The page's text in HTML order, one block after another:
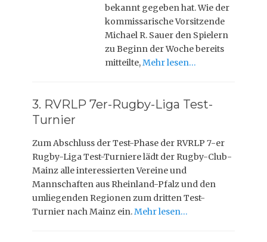
bekannt gegeben hat. Wie der
kommissarische Vorsitzende
Michael R. Sauer den Spielern
zu Beginn der Woche bereits
mitteilte,Mehr lesen…
3. RVRLP 7er-Rugby-Liga Test-
Turnier
Zum Abschluss der Test-Phase der RVRLP 7-er
Rugby-Liga Test-Turniere lädt der Rugby-Club-
Mainz alle interessierten Vereine und
Mannschaften aus Rheinland-Pfalz und den
umliegenden Regionen zum dritten Test-
Turnier nach Mainz ein.Mehr lesen…